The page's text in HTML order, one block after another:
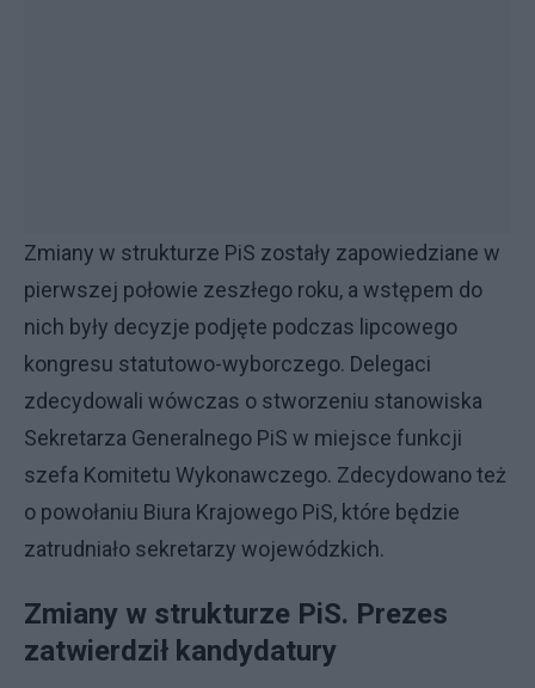
Zmiany w strukturze PiS zostały zapowiedziane w
pierwszej połowie zeszłego roku, a wstępem do
nich były decyzje podjęte podczas lipcowego
kongresu statutowo-wyborczego. Delegaci
zdecydowali wówczas o stworzeniu stanowiska
Sekretarza Generalnego PiS w miejsce funkcji
szefa Komitetu Wykonawczego. Zdecydowano też
o powołaniu Biura Krajowego PiS, które będzie
zatrudniało sekretarzy wojewódzkich.
Zmiany w strukturze PiS. Prezes
zatwierdził kandydatury